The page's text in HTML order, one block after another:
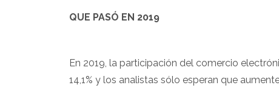
QUE PASÓ EN 2019
En 2019, la participación del comercio
14,1% y los analistas sólo esperan que